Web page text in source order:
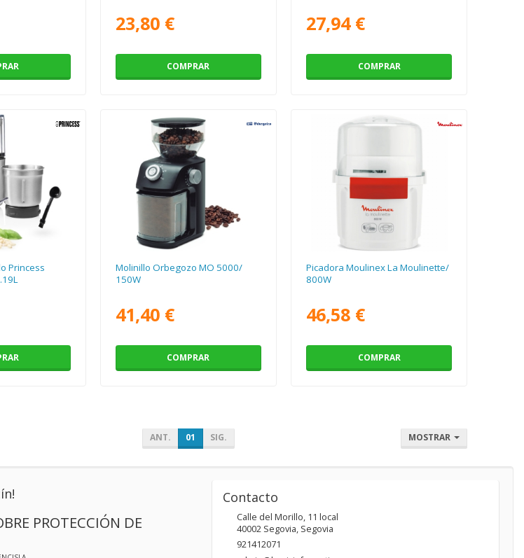
23,80 €
COMPRAR
27,94 €
COMPRAR
Princess
Molinillo Orbegozo MO 5000/
150W
41,40 €
COMPRAR
Picadora Moulinex La Moulinette/
800W
46,58 €
COMPRAR
ANT. 01 SIG. MOSTRAR
PROTECCIÓN DE
Contacto
Calle del Morillo, 11 local
40002 Segovia, Segovia
921412071